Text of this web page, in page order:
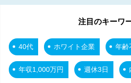
注目のキーワ
40代 ホワイト企業 年齢
年収1,000万円 週休3日